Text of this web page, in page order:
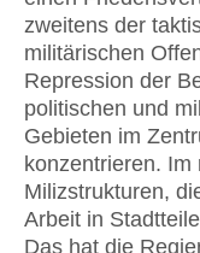
zweitens der
militärischen
Repression der
politischen und
Gebieten im
konzentrieren.
Milizstrukturen,
Arbeit in
Das hat die